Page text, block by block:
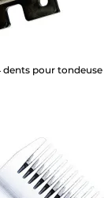
pour tondeuse